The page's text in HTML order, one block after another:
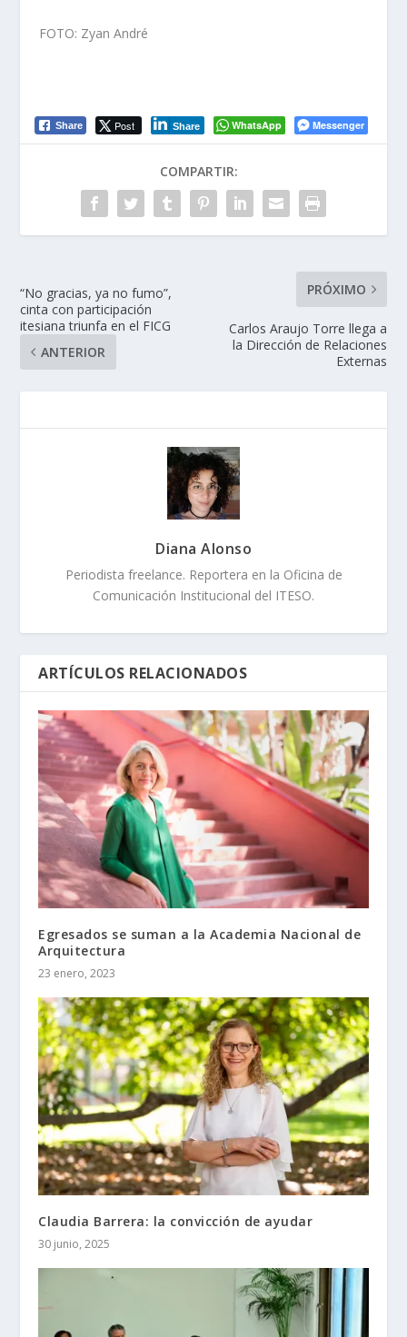
FOTO: Zyan André
Share Post Share WhatsApp Messenger
COMPARTIR:
“No gracias, ya no fumo”,
cinta con participación
itesiana triunfa en el FICG
ANTERIOR
PRÓXIMO
Carlos Araujo Torre llega a
la Dirección de Relaciones
Externas
Diana Alonso
Periodista freelance. Reportera en la Oficina de
Comunicación Institucional del ITESO.
ARTÍCULOS RELACIONADOS
Egresados se suman a la Academia Nacional de
Arquitectura
23 enero, 2023
Claudia Barrera: la convicción de ayudar
30 junio, 2025